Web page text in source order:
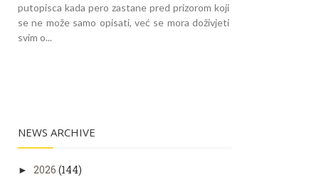
putopisca kada pero zastane pred prizorom koji
se ne može samo opisati, već se mora doživjeti
svim o...
NEWS ARCHIVE
► 2026 (144)